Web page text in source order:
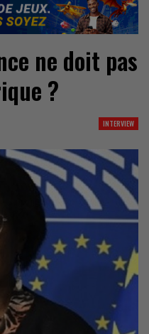
ne doit pas
?
INTERVIEW